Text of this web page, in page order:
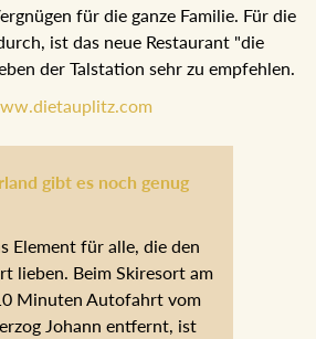
für die ganze Familie. Für
ist das neue Restaurant "die
neben der Talstation sehr zu
gibt es noch genug
Element für alle, die den
lieben. Beim Skiresort am
Minuten Autofahrt vom